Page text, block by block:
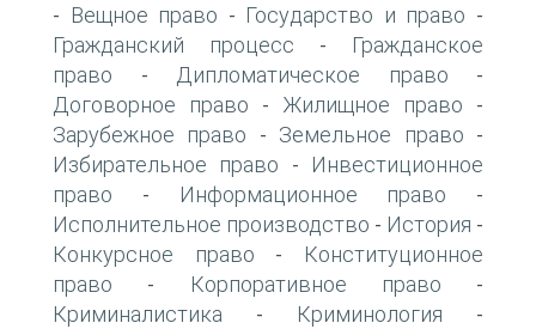
- Вещное право - Государство и право -
Гражданский процесс -
Гражданское
право - Дипломатическое право -
Договорное право - Жилищное право -
Зарубежное право - Земельное право -
Избирательное право -
Инвестиционное
право - Информационное право -
Исполнительное производство - История -
Конкурсное право -
Конституционное
право - Корпоративное право -
Криминалистика - Криминология -